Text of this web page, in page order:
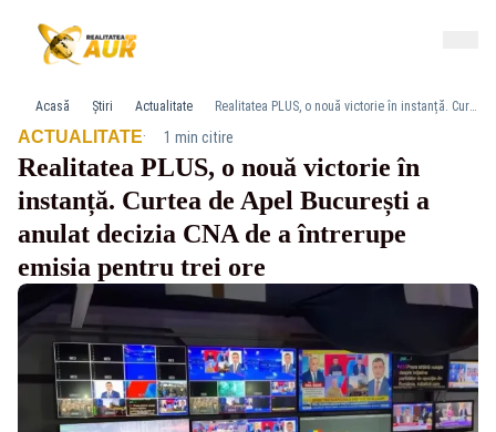
Acasă Știri Actualitate Realitatea PLUS, o nouă victorie în instanță. Curtea de Apel București a anulat decizia CNA de a întrerupe emisia pentru trei ore
ACTUALITATE· 1 min citire
Realitatea PLUS, o nouă victorie în
instanță. Curtea de Apel București a
anulat decizia CNA de a întrerupe
emisia pentru trei ore